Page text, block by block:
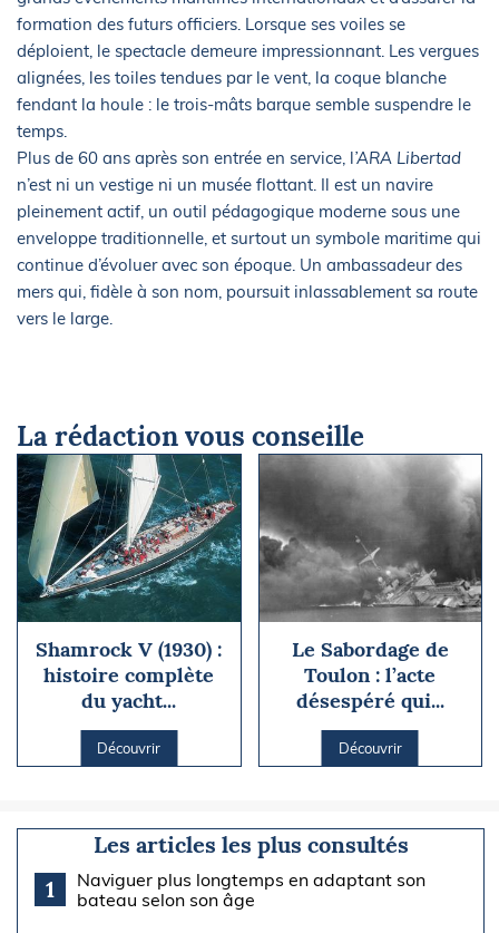
formation des futurs officiers. Lorsque ses voiles se
déploient, le spectacle demeure impressionnant. Les vergues
alignées, les toiles tendues par le vent, la coque blanche
fendant la houle : le trois-mâts barque semble suspendre le
temps.
Plus de 60 ans après son entrée en service, l’ARA Libertad
n’est ni un vestige ni un musée flottant. Il est un navire
pleinement actif, un outil pédagogique moderne sous une
enveloppe traditionnelle, et surtout un symbole maritime qui
continue d’évoluer avec son époque. Un ambassadeur des
mers qui, fidèle à son nom, poursuit inlassablement sa route
vers le large.
La rédaction vous conseille
Shamrock V (1930) :
histoire complète
du yacht...
Découvrir
Le Sabordage de
Toulon : l’acte
désespéré qui...
Découvrir
Les articles les plus consultés
1
Naviguer plus longtemps en adaptant son
bateau selon son âge